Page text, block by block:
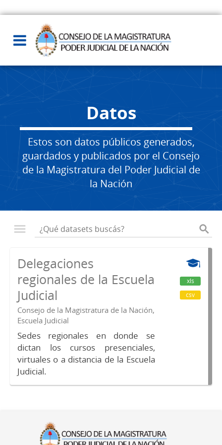
Datos
Estos son datos públicos generados,
guardados y publicados por el Consejo
de la Magistratura del Poder Judicial de
la Nación
Delegaciones
regionales de la Escuela
Judicial
Consejo de la Magistratura de la Nación,
Escuela Judicial
Sedes regionales en donde se
dictan los cursos presenciales,
virtuales o a distancia de la Escuela
Judicial.
xls
csv